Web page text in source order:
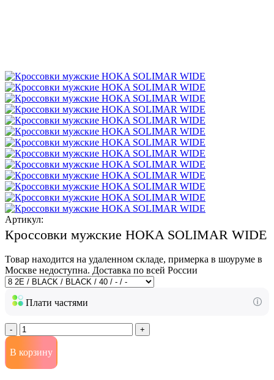
Артикул:
Кроссовки мужские HOKA SOLIMAR WIDE
Товар находится на удаленном складе, примерка в шоуруме в
Москве недоступна. Доставка по всей России
Плати частями
- +
В корзину